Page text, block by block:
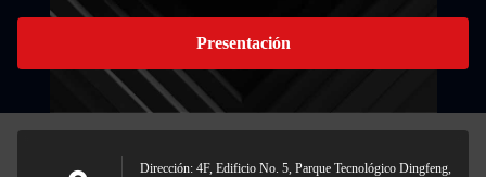
Presentación
Dirección: 4F, Edificio No. 5, Parque Tecnológico Dingfeng,